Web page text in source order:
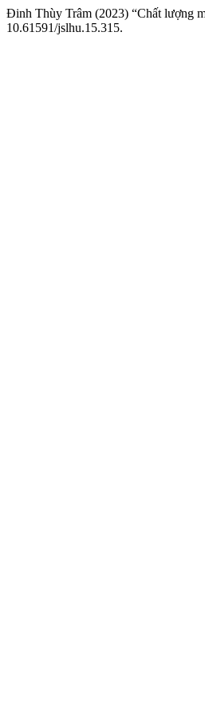
Đinh Thùy Trâm (2023) “Chất lượng
10.61591/jslhu.15.315.